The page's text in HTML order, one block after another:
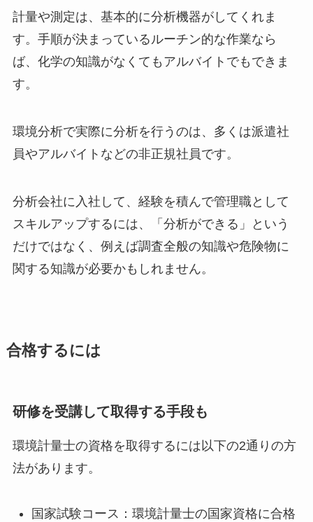
計量や測定は、基本的に分析機器がしてくれま
す。手順が決まっているルーチン的な作業なら
ば、化学の知識がなくてもアルバイトでもできま
す。
環境分析で実際に分析を行うのは、多くは派遣社
員やアルバイトなどの非正規社員です。
分析会社に入社して、経験を積んで管理職として
スキルアップするには、「分析ができる」という
だけではなく、例えば調査全般の知識や危険物に
関する知識が必要かもしれません。
合格するには
研修を受講して取得する手段も
環境計量士の資格を取得するには以下の2通りの方
法があります。
国家試験コース：環境計量士の国家資格に合格